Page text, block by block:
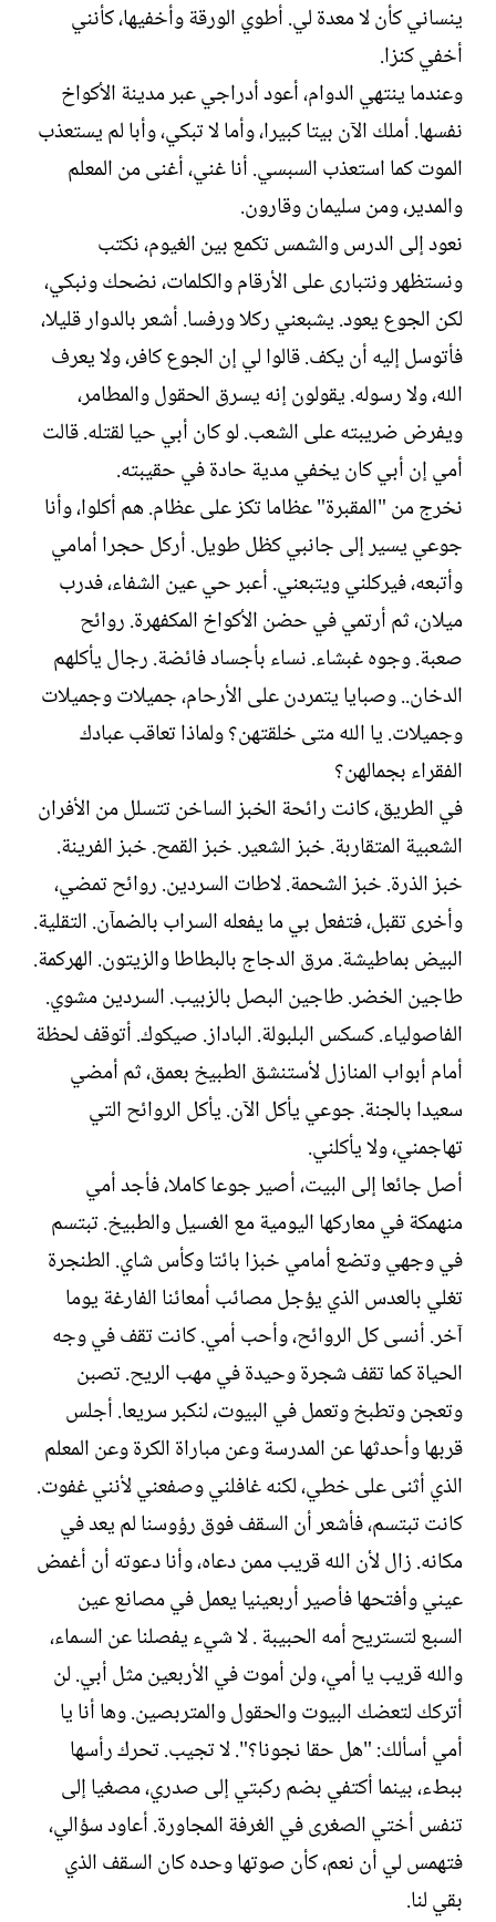
ينساني كأن لا معدة لي. أطوي الورقة وأخفيها، كأنني
أخفي كنزا.
وعندما ينتهي الدوام، أعود أدراجي عبر مدينة الأكواخ
نفسها. أملك الآن بيتا كبيرا، وأما لا تبكي، وأبا لم يستعذب
الموت كما استعذب السبسي. أنا غني، أغنى من المعلم
والمدير، ومن سليمان وقارون.
نعود إلى الدرس والشمس تكمع بين الغيوم، نكتب
ونستظهر ونتبارى على الأرقام والكلمات، نضحك ونبكي،
لكن الجوع يعود. يشبعني ركلا ورفسا. أشعر بالدوار قليلا،
فأتوسل إليه أن يكف. قالوا لي إن الجوع كافر، ولا يعرف
الله، ولا رسوله. يقولون إنه يسرق الحقول والمطامر،
ويفرض ضريبته على الشعب. لو كان أبي حيا لقتله. قالت
أمي إن أبي كان يخفي مدية حادة في حقيبته.
نخرج من "المقبرة" عظاما تكز على عظام. هم أكلوا، وأنا
جوعي يسير إلى جانبي كظل طويل. أركل حجرا أمامي
وأتبعه، فيركلني ويتبعني. أعبر حي عين الشفاء، فدرب
ميلان، ثم أرتمي في حضن الأكواخ المكفهرة. روائح
صعبة. وجوه غبشاء. نساء بأجساد فائضة. رجال يأكلهم
الدخان.. وصبايا يتمردن على الأرحام، جميلات وجميلات
وجميلات. يا الله متى خلقتهن؟ ولماذا تعاقب عبادك
الفقراء بجمالهن؟
في الطريق، كانت رائحة الخبز الساخن تتسلل من الأفران
الشعبية المتقاربة. خبز الشعير. خبز القمح. خبز الفرينة.
خبز الذرة. خبز الشحمة. لاطات السردين. روائح تمضي،
وأخرى تقبل، فتفعل بي ما يفعله السراب بالضمآن. التقلية.
البيض بماطيشة. مرق الدجاج بالبطاطا والزيتون. الهركمة.
طاجين الخضر. طاجين البصل بالزبيب. السردين مشوي.
الفاصولياء. كسكس البلبولة. الباداز. صيكوك. أتوقف لحظة
أمام أبواب المنازل لأستنشق الطبيخ بعمق، ثم أمضي
سعيدا بالجنة. جوعي يأكل الآن. يأكل الروائح التي
تهاجمني، ولا يأكلني.
أصل جائعا إلى البيت، أصير جوعا كاملا، فأجد أمي
منهمكة في معاركها اليومية مع الغسيل والطبيخ. تبتسم
في وجهي وتضع أمامي خبزا بائتا وكأس شاي. الطنجرة
تغلي بالعدس الذي يؤجل مصائب أمعائنا الفارغة يوما
آخر. أنسى كل الروائح، وأحب أمي. كانت تقف في وجه
الحياة كما تقف شجرة وحيدة في مهب الريح. تصبن
وتعجن وتطبخ وتعمل في البيوت، لنكبر سريعا. أجلس
قربها وأحدثها عن المدرسة وعن مباراة الكرة وعن المعلم
الذي أثنى على خطي، لكنه غافلني وصفعني لأنني غفوت.
كانت تبتسم، فأشعر أن السقف فوق رؤوسنا لم يعد في
مكانه. زال لأن الله قريب ممن دعاه، وأنا دعوته أن أغمض
عيني وأفتحها فأصير أربعينيا يعمل في مصانع عين
السبع لتستريح أمه الحبيبة . لا شيء يفصلنا عن السماء،
والله قريب يا أمي، ولن أموت في الأربعين مثل أبي. لن
أتركك لتعضك البيوت والحقول والمتربصين. وها أنا يا
أمي أسألك: "هل حقا نجونا؟". لا تجيب. تحرك رأسها
ببطء، بينما أكتفي بضم ركبتي إلى صدري، مصغيا إلى
تنفس أختي الصغرى في الغرفة المجاورة. أعاود سؤالي،
فتهمس لي أن نعم، كأن صوتها وحده كان السقف الذي
بقي لنا.